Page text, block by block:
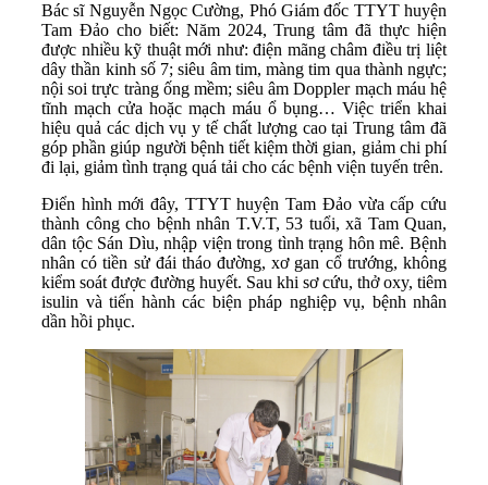
Bác sĩ Nguyễn Ngọc Cường, Phó Giám đốc TTYT huyện
Tam Đảo cho biết: Năm 2024, Trung tâm đã thực hiện
được nhiều kỹ thuật mới như: điện mãng châm điều trị liệt
dây thần kinh số 7; siêu âm tim, màng tim qua thành ngực;
nội soi trực tràng ống mềm; siêu âm Doppler mạch máu hệ
tĩnh mạch cửa hoặc mạch máu ổ bụng… Việc triển khai
hiệu quả các dịch vụ y tế chất lượng cao tại Trung tâm đã
góp phần giúp người bệnh tiết kiệm thời gian, giảm chi phí
đi lại, giảm tình trạng quá tải cho các bệnh viện tuyến trên.
Điển hình mới đây, TTYT huyện Tam Đảo vừa cấp cứu
thành công cho bệnh nhân T.V.T, 53 tuổi, xã Tam Quan,
dân tộc Sán Dìu, nhập viện trong tình trạng hôn mê. Bệnh
nhân có tiền sử đái tháo đường, xơ gan cổ trướng, không
kiểm soát được đường huyết. Sau khi sơ cứu, thở oxy, tiêm
isulin và tiến hành các biện pháp nghiệp vụ, bệnh nhân
dần hồi phục.